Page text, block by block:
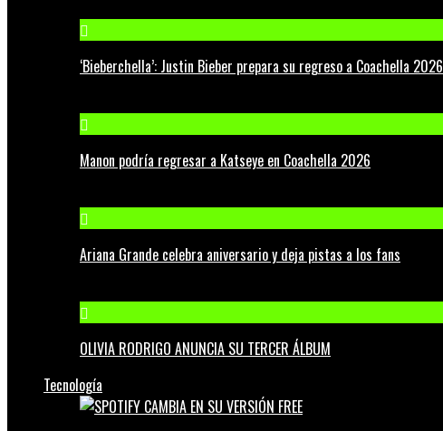
‘Bieberchella’: Justin Bieber prepara su regreso a Coachella 2026
Manon podría regresar a Katseye en Coachella 2026
Ariana Grande celebra aniversario y deja pistas a los fans
OLIVIA RODRIGO ANUNCIA SU TERCER ÁLBUM
Tecnología